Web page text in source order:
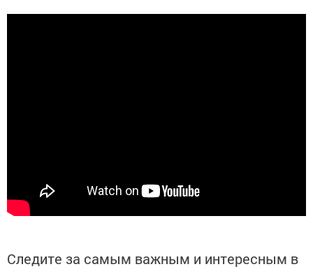
Следите за самым важным и интересным в